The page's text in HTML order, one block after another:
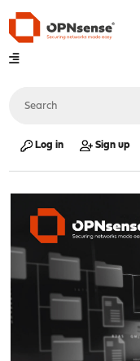
Log in Sign up